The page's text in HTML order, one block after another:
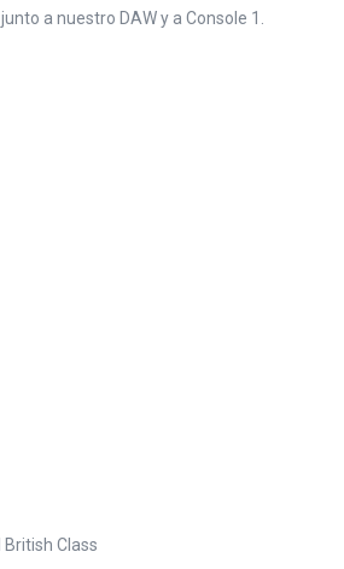
a nuestro DAW y a Console 1.
Class